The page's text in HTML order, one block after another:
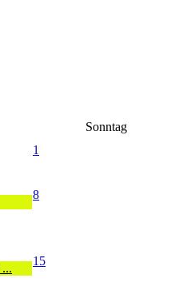
Sonntag
1
8
15